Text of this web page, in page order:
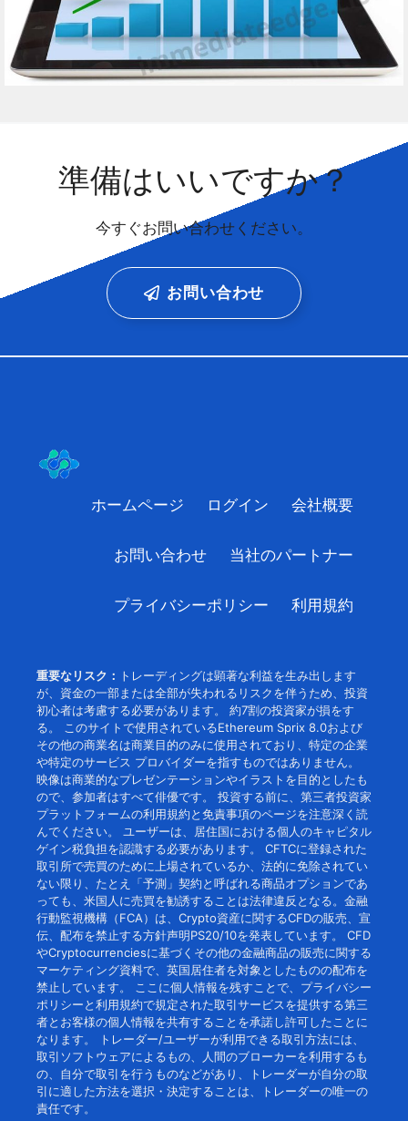
準備はいいですか？
今すぐお問い合わせください。
お問い合わせ
ホームページ ログイン 会社概要
お問い合わせ 当社のパートナー
プライバシーポリシー 利用規約
重要なリスク： トレーディングは顕著な利益を生み出します
が、資金の一部または全部が失われるリスクを伴うため、投資
初心者は考慮する必要があります。 約7割の投資家が損をす
る。 このサイトで使用されているEthereum Sprix 8.0および
その他の商業名は商業目的のみに使用されており、特定の企業
や特定のサービス プロバイダーを指すものではありません。
映像は商業的なプレゼンテーションやイラストを目的としたも
ので、参加者はすべて俳優です。 投資する前に、第三者投資家
プラットフォームの利用規約と免責事項のページを注意深く読
んでください。 ユーザーは、居住国における個人のキャピタル
ゲイン税負担を認識する必要があります。 CFTCに登録された
取引所で売買のために上場されているか、法的に免除されてい
ない限り、たとえ「予測」契約と呼ばれる商品オプションであ
っても、米国人に売買を勧誘することは法律違反となる。金融
行動監視機構（FCA）は、Crypto資産に関するCFDの販売、宣
伝、配布を禁止する方針声明PS20/10を発表しています。 CFD
やCryptocurrenciesに基づくその他の金融商品の販売に関する
マーケティング資料で、英国居住者を対象としたものの配布を
禁止しています。 ここに個人情報を残すことで、プライバシー
ポリシーと利用規約で規定された取引サービスを提供する第三
者とお客様の個人情報を共有することを承諾し許可したことに
なります。 トレーダー/ユーザーが利用できる取引方法には、
取引ソフトウェアによるもの、人間のブローカーを利用するも
の、自分で取引を行うものなどがあり、トレーダーが自分の取
引に適した方法を選択・決定することは、トレーダーの唯一の
責任です。